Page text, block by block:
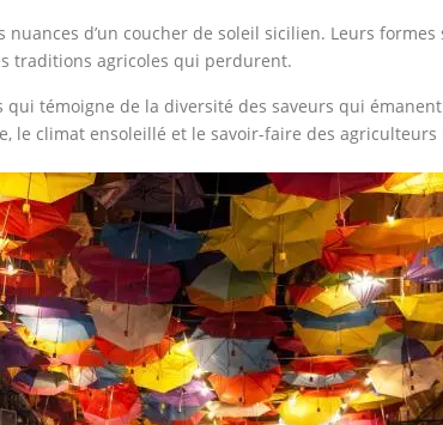
nuances d’un coucher de soleil sicilien. Leurs
traditions agricoles qui perdurent.
témoigne de la diversité des saveurs qui
le climat ensoleillé et le savoir-faire des agriculteurs